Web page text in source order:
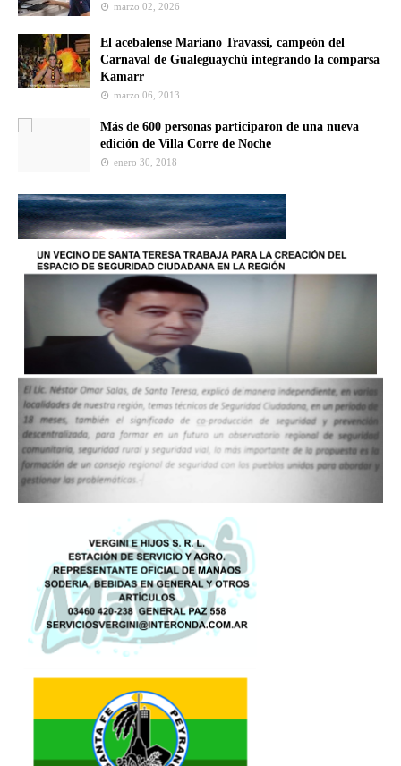
marzo 02, 2026
El acebalense Mariano Travassi, campeón del
Carnaval de Gualeguaychú integrando la comparsa
Kamarr
marzo 06, 2013
Más de 600 personas participaron de una nueva
edición de Villa Corre de Noche
enero 30, 2018